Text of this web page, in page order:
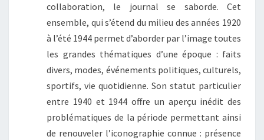
collaboration, le journal se saborde. Cet
ensemble, qui s’étend du milieu des années 1920
à l’été 1944 permet d’aborder par l’image toutes
les grandes thématiques d’une époque : faits
divers, modes, événements politiques, culturels,
sportifs, vie quotidienne. Son statut particulier
entre 1940 et 1944 offre un aperçu inédit des
problématiques de la période permettant ainsi
de renouveler l’iconographie connue : présence